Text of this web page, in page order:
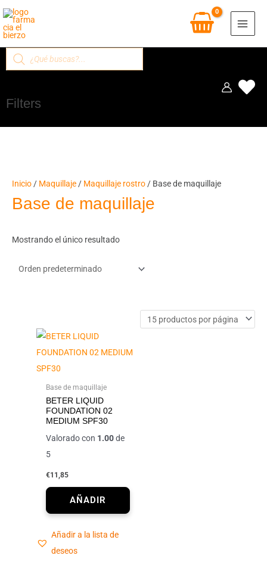
Ir
contenido
Búsqueda
de
productos
Filters
Inicio / Maquillaje / Maquillaje rostro / Base de maquillaje
Base de maquillaje
Mostrando el único resultado
Base de maquillaje
BETER LIQUID
FOUNDATION 02
MEDIUM SPF30
Valorado con 1.00de
5
€11,85
Añadir a la lista de
deseos